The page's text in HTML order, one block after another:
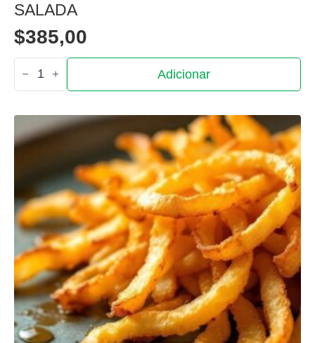
SALADA
$385,00
Quantidade
de
Salada
Adicionar